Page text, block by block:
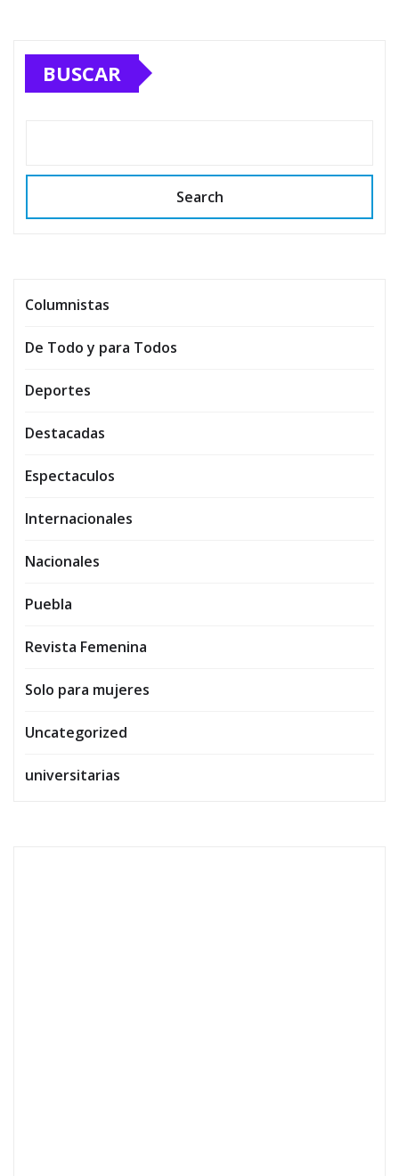
BUSCAR
Search
Columnistas
De Todo y para Todos
Deportes
Destacadas
Espectaculos
Internacionales
Nacionales
Puebla
Revista Femenina
Solo para mujeres
Uncategorized
universitarias